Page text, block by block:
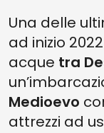
Una delle
ad inizio
acque tra
Medioevo
attrezzi ad